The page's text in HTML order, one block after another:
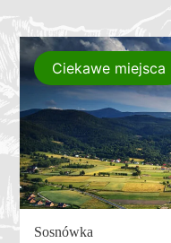
Sosnówka
Ciekawe miejsca